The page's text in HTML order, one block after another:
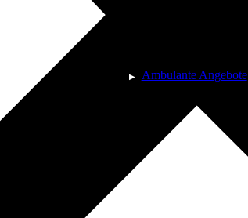
Ambulante Angebote